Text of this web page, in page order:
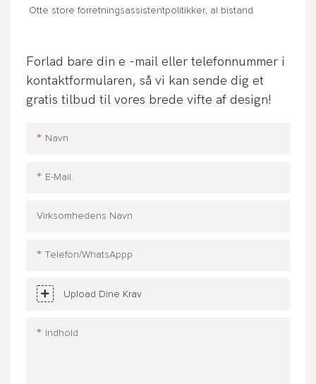
Otte store forretningsassistentpolitikker, al bistand
Forlad bare din e -mail eller telefonnummer i
kontaktformularen, så vi kan sende dig et
gratis tilbud til vores brede vifte af design!
Navn
E-Mail.
Virksomhedens Navn
Telefon/WhatsAppp
Upload Dine Krav
Indhold